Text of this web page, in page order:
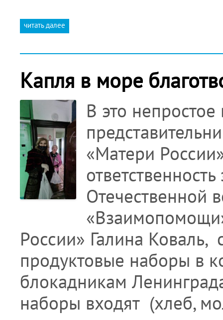
читать далее
Капля в море
В это
«Матери
Отечественной
России» Галина
продуктовые наборы в
блокадникам
наборы входят (хлеб,